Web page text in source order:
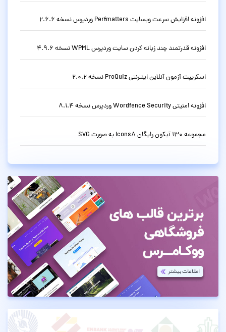
افزونه افزایش سرعت وبسایت Perfmatters وردپرس نسخه 2.6.6
افزونه قدرتمند چند زبانه کردن سایت وردپرس WPML نسخه 4.9.6
اسکریپت آزمون آنلاین اینترنتی ProQuiz نسخه 2.0.2
افزونه امنیتی Wordfence Security وردپرس نسخه 8.1.4
مجموعه 130 آیکون رایگان Icons8 به صورت SVG